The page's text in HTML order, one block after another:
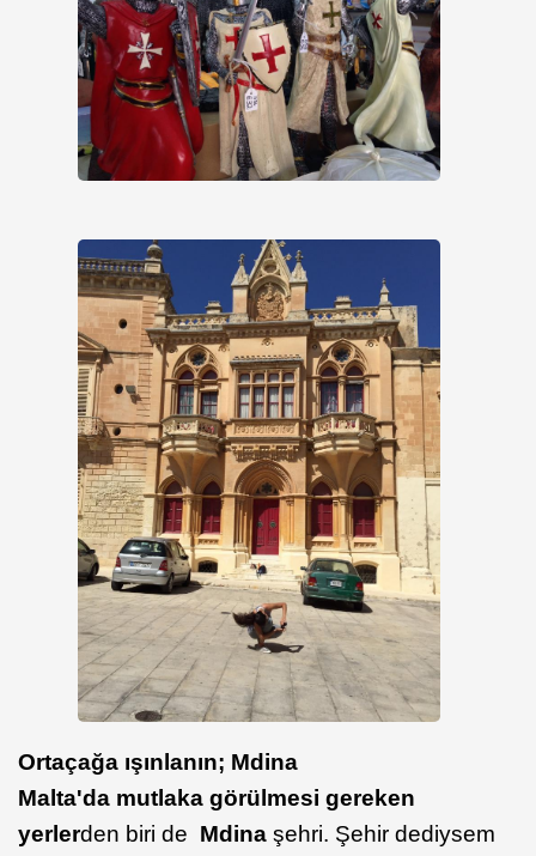
Ortaçağa ışınlanın; Mdina
Malta'da mutlaka görülmesi gereken
yerlerden biri de Mdina şehri. Şehir dediysem